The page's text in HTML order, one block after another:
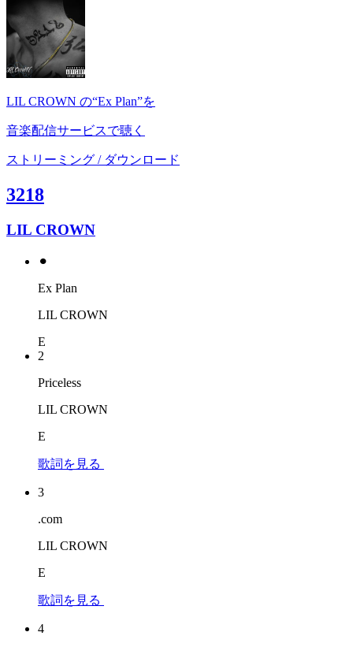
LIL CROWN の“Ex Plan”を
音楽配信サービスで聴く
ストリーミング / ダウンロード
3218
LIL CROWN
⚫︎
Ex Plan
LIL CROWN
E
2
Priceless
LIL CROWN
E
歌詞を見る
3
.com
LIL CROWN
E
歌詞を見る
4